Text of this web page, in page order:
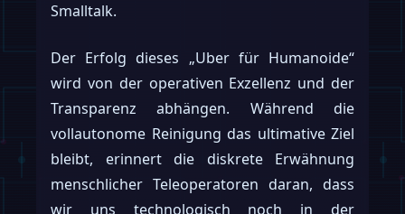
Smalltalk.
Der Erfolg dieses „Uber für Humanoide“
wird von der operativen Exzellenz und der
Transparenz abhängen. Während die
vollautonome Reinigung das ultimative Ziel
bleibt, erinnert die diskrete Erwähnung
menschlicher Teleoperatoren daran, dass
wir uns technologisch noch in der